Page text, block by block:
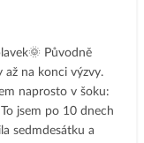
Jinak a těším se na
roku zdraví,
hezkého přát!💞
Původně
až na konci výzvy.
naprosto v šoku:
jsem po 10 dnech
sedmdesátku a